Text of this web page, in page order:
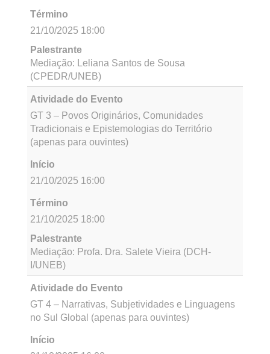
Atividade do Evento
Ecológica (apenas para ouvintes)
Início
21/10/2025 16:00
Término
21/10/2025 18:00
Mediação: Profa. Dra. Maria de Fátima Hanaque
Campos (DCH-I/UNEB)
Atividade do Evento
GT 2 – Governança e Responsabilidade
Início
21/10/2025 16:00
Término
21/10/2025 18:00
Mediação: Leliana Santos de Sousa